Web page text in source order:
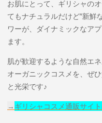
お肌にとって、ギリシャの
てもナチュラルだけど”新鮮
ワーが、ダイナミックなア
ます。
肌が歓迎するような自然エ
オーガニックコスメを、ぜ
と光栄です♪
→ ギリシャコスメ通販サイ